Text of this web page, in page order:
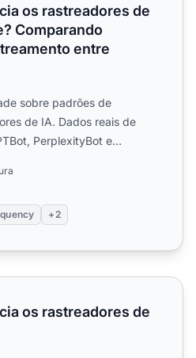
os rastreadores de
Comparando
entre
sobre padrões de
de IA. Dados reais de
PerplexityBot e
+2
de IA visitam sites?
os rastreadores de